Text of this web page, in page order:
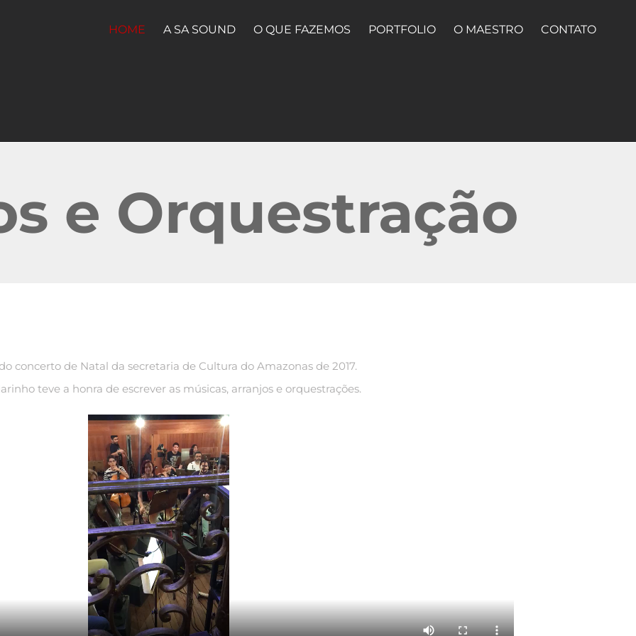
HOME A SA SOUND O QUE FAZEMOS PORTFOLIO O MAESTRO CONTATO
e Orquestração
concerto de Natal da secretaria de Cultura do Amazonas de 2017.
teve a honra de escrever as músicas, arranjos e orquestrações.